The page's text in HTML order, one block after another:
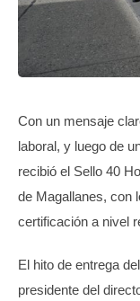
Con un mensaje
laboral, y luego de
recibió el Sello 40
de Magallanes, con
certificación a nivel
El hito de entrega
presidente del